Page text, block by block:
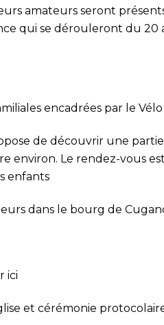
amateurs seront
qui se dérouleront du 20
encadrées par le
de découvrir une
environ. Le rendez-vous
enfants
dans le bourg de
ici
et cérémonie